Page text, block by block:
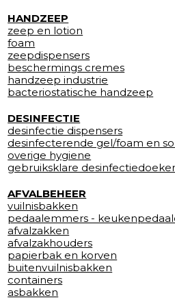
HANDZEEP
zeep en lotion
foam
zeepdispensers
beschermings cremes
handzeep industrie
bacteriostatische handzeep
DESINFECTIE
desinfectie dispensers
desinfecterende gel/foam en
overige hygiene
gebruiksklare
AFVALBEHEER
vuilnisbakken
pedaalemmers -
afvalzakken
afvalzakhouders
papierbak en korven
buitenvuilnisbakken
containers
asbakken